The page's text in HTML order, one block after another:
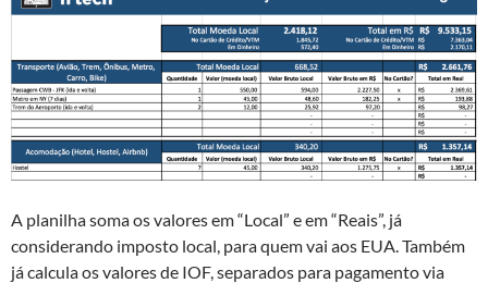
A planilha soma os valores em “Local” e em “Reais”, já
considerando imposto local, para quem vai aos EUA. Também
já calcula os valores de IOF, separados para pagamento via